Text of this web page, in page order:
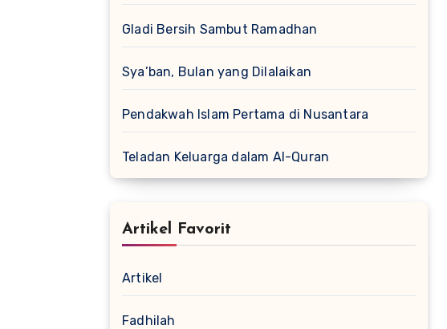
Gladi Bersih Sambut Ramadhan
Sya’ban, Bulan yang Dilalaikan
Pendakwah Islam Pertama di Nusantara
Teladan Keluarga dalam Al-Quran
Artikel Favorit
Artikel
Fadhilah